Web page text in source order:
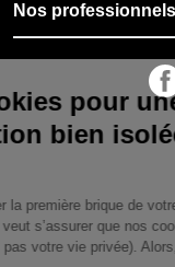
Nos professionnels